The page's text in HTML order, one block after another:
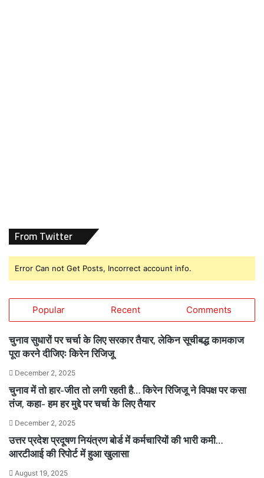
From Twitter
Error Can not Get Posts, Incorrect account info.
Popular Recent Comments
चुनाव सुधारों पर चर्चा के लिए सरकार तैयार, लेकिन सूचीबद्ध कामकाज
पूरा करने दीजिएः किरेन रिजिजू
December 2, 2025
चुनाव में तो हार-जीत तो लगी रहती है… किरेन रिजिजू ने विपक्ष पर कसा
तंज, कहा- हम हर मुद्दे पर चर्चा के लिए तैयार
December 2, 2025
उत्तर प्रदेश प्रदूषण नियंत्रण बोर्ड में कर्मचारियों की भारी कमी…
आरटीआई की रिपोर्ट में हुआ खुलासा
August 19, 2025